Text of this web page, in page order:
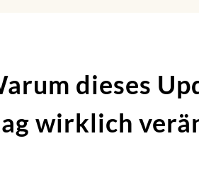
dieses
wirklich